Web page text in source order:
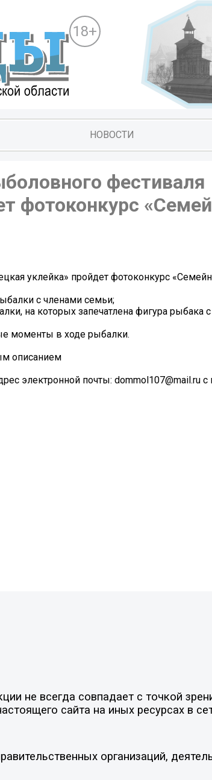
18+
НОВОСТИ
фестиваля
фотоконкурс
уклейка» пройдет фотоконкурс
с членами семьи;
на которых запечатлена фигура рыбака
моменты в ходе рыбалки.
описанием
электронной почты: dommol107@mail.ru с
не всегда совпадает с точкой
сайта на иных ресурсах в
организаций,